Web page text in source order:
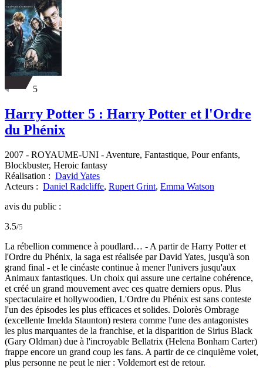
5
Harry Potter 5 : Harry Potter et l'Ordre
du Phénix
2007 - ROYAUME-UNI - Aventure, Fantastique, Pour enfants,
Blockbuster, Heroic fantasy
Réalisation : David Yates
Acteurs : Daniel Radcliffe, Rupert Grint, Emma Watson
avis du public :
3.5/5
La rébellion commence à poudlard… - A partir de Harry Potter et
l'Ordre du Phénix, la saga est réalisée par David Yates, jusqu'à son
grand final - et le cinéaste continue à mener l'univers jusqu'aux
Animaux fantastiques. Un choix qui assure une certaine cohérence,
et créé un grand mouvement avec ces quatre derniers opus. Plus
spectaculaire et hollywoodien, L'Ordre du Phénix est sans conteste
l'un des épisodes les plus efficaces et solides. Dolorès Ombrage
(excellente Imelda Staunton) restera comme l'une des antagonistes
les plus marquantes de la franchise, et la disparition de Sirius Black
(Gary Oldman) due à l'incroyable Bellatrix (Helena Bonham Carter)
frappe encore un grand coup les fans. A partir de ce cinquième volet,
plus personne ne peut le nier : Voldemort est de retour.